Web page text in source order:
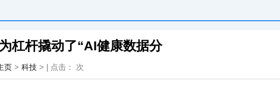
杠杆撬动了“AI健康数据分
页 > 科技 > | 点击： 次